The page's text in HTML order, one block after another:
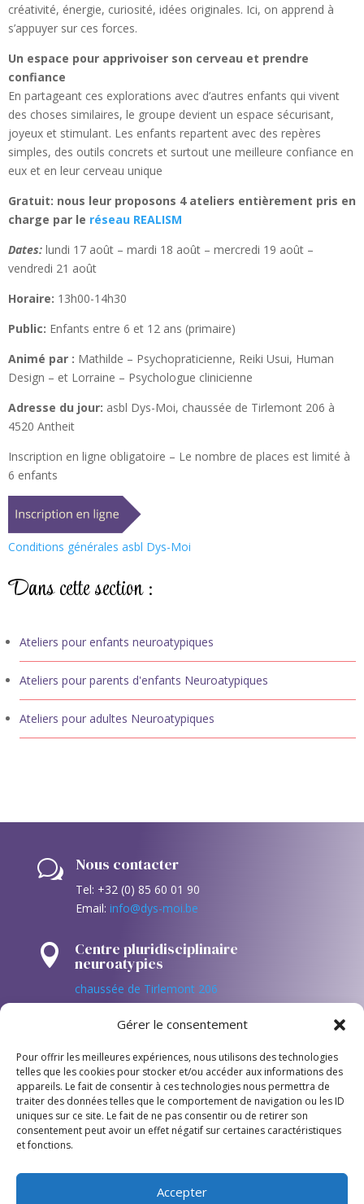
Gérer le consentement
Pour offrir les meilleures expériences, nous utilisons des technologies
telles que les cookies pour stocker et/ou accéder aux informations des
appareils. Le fait de consentir à ces technologies nous permettra de
traiter des données telles que le comportement de navigation ou les ID
uniques sur ce site. Le fait de ne pas consentir ou de retirer son
consentement peut avoir un effet négatif sur certaines caractéristiques
et fonctions.
Accepter
créativité, énergie, curiosité, idées originales. Ici, on apprend à
s’appuyer sur ces forces.
Un espace pour apprivoiser son cerveau et prendre
confiance
En partageant ces explorations avec d’autres enfants qui vivent
des choses similaires, le groupe devient un espace sécurisant,
joyeux et stimulant. Les enfants repartent avec des repères
simples, des outils concrets et surtout une meilleure confiance en
eux et en leur cerveau unique
Gratuit: nous leur proposons 4 ateliers entièrement pris en
charge par le réseau REALISM
Dates: lundi 17 août – mardi 18 août – mercredi 19 août –
vendredi 21 août
Horaire: 13h00-14h30
Public: Enfants entre 6 et 12 ans (primaire)
Animé par : Mathilde – Psychopraticienne, Reiki Usui, Human
Design – et Lorraine – Psychologue clinicienne
Adresse du jour: asbl Dys-Moi, chaussée de Tirlemont 206 à
4520 Antheit
Inscription en ligne obligatoire – Le nombre de places est limité à
6 enfants
Conditions générales asbl Dys-Moi
Dans cette section :
Ateliers pour enfants neuroatypiques
Ateliers pour parents d'enfants Neuroatypiques
Ateliers pour adultes Neuroatypiques
w Nous contacter
Tel: +32 (0) 85 60 01 90
Email: info@dys-moi.be
 Centre pluridisciplinaire
neuroatypies
chaussée de Tirlemont 206
4520 Antheit (Wanze – Huy)
 Suivez nous sur les réseaux!